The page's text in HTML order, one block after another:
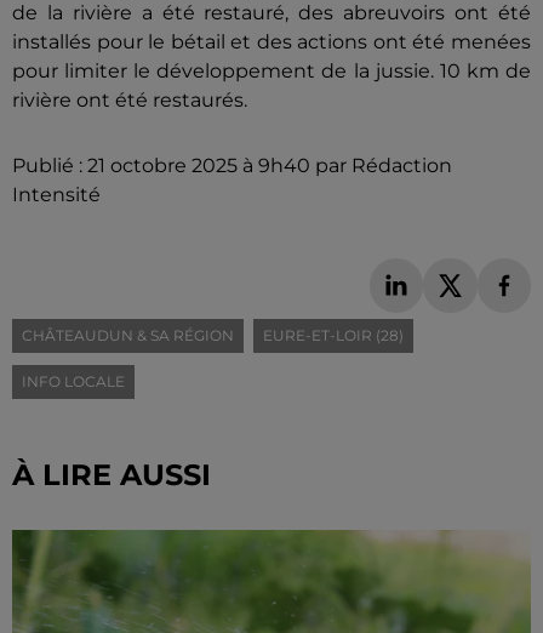
de la rivière a été restauré, des abreuvoirs ont été
installés pour le bétail et des actions ont été menées
pour limiter le développement de la jussie. 10 km de
rivière ont été restaurés.
Publié : 21 octobre 2025 à 9h40 par Rédaction
Intensité
CHÂTEAUDUN & SA RÉGION EURE-ET-LOIR (28)
INFO LOCALE
À LIRE AUSSI